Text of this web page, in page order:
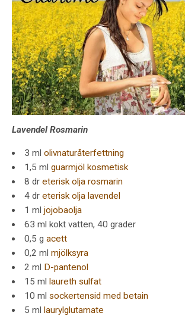
Lavendel Rosmarin
3 mlolivnaturåterfettning
1,5 mlguarmjöl kosmetisk
8 dreterisk olja rosmarin
4 dreterisk olja lavendel
1 mljojobaolja
63 ml kokt vatten, 40 grader
0,5 gacett
0,2 mlmjölksyra
2 ml D-pantenol
15 mllaureth sulfat
10 mlsockertensid med betain
5 mllaurylglutamate